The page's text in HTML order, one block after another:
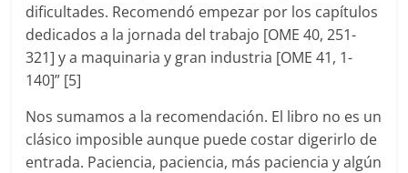
dificultades. Recomendó empezar por los capítulos
dedicados a la jornada del trabajo [OME 40, 251-
321] y a maquinaria y gran industria [OME 41, 1-
140]” [5]
Nos sumamos a la recomendación. El libro no es un
clásico imposible aunque puede costar digerirlo de
entrada. Paciencia, paciencia, más paciencia y algún